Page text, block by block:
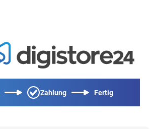
Zahlung Fertig